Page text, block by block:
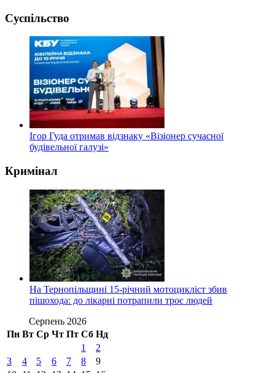
Суспільство
Ігор Гуда отримав відзнаку «Візіонер сучасної
будівельної галузі»
Кримінал
На Тернопільщині 15-річний мотоцикліст збив
пішохода: до лікарні потрапили троє людей
Серпень 2026
Пн Вт Ср Чт Пт Сб Нд
1
2
3
4 5 6 7 8
9